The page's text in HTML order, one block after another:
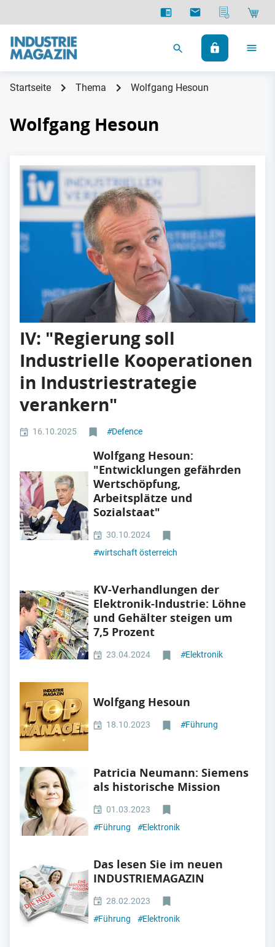
Startseite Thema Wolfgang Hesoun
Wolfgang Hesoun
IV: "Regierung soll
Industrielle Kooperationen
in Industriestrategie
verankern"
16.10.2025 #Defence
Wolfgang Hesoun:
"Entwicklungen gefährden
Wertschöpfung,
Arbeitsplätze und
Sozialstaat"
30.10.2024
#wirtschaft österreich
KV-Verhandlungen der
Elektronik-Industrie: Löhne
und Gehälter steigen um
7,5 Prozent
23.04.2024 #Elektronik
Wolfgang Hesoun
18.10.2023 #Führung
Patricia Neumann: Siemens
als historische Mission
01.03.2023
#Führung #Elektronik
Das lesen Sie im neuen
INDUSTRIEMAGAZIN
28.02.2023
#Führung #Elektronik